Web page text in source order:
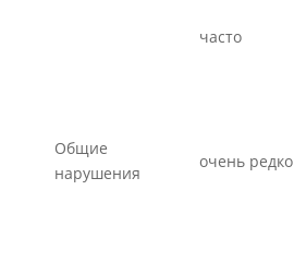
Общие
нарушения
часто
очень редко